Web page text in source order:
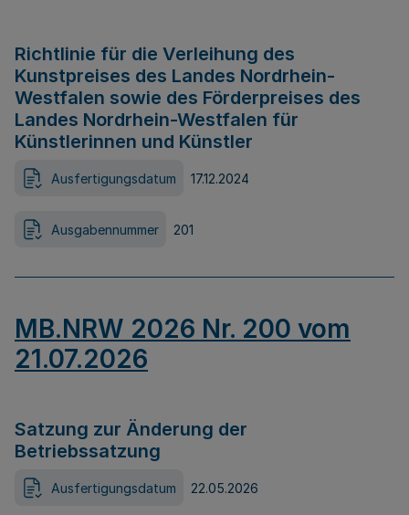
Richtlinie für die Verleihung des
Kunstpreises des Landes Nordrhein-
Westfalen sowie des Förderpreises des
Landes Nordrhein-Westfalen für
Künstlerinnen und Künstler
Ausfertigungsdatum 17.12.2024
Ausgabennummer 201
MB.NRW 2026 Nr. 200 vom
21.07.2026
Satzung zur Änderung der
Betriebssatzung
Ausfertigungsdatum 22.05.2026